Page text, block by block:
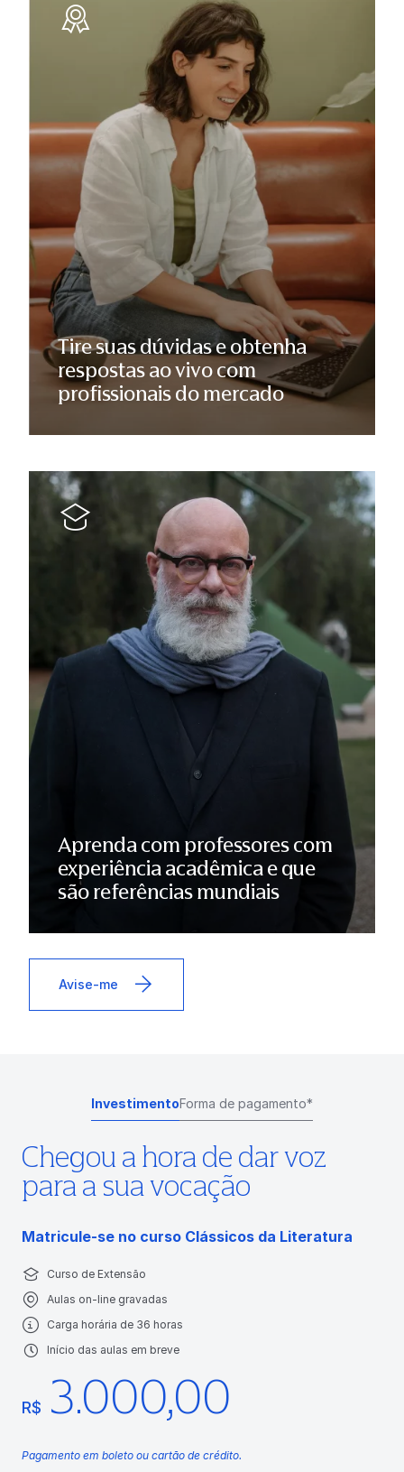
Tire suas dúvidas e obtenha
respostas ao vivo com
profissionais do mercado
Aprenda com professores com
experiência acadêmica e que
são referências mundiais
Avise-me
InvestimentoForma de pagamento*
Chegou a hora de dar voz
para a sua vocação
Matricule-se no curso Clássicos da Literatura
Curso de Extensão
Aulas on-line gravadas
Carga horária de 36 horas
Início das aulas em breve
R$ 3.000,00
Pagamento em boleto ou cartão de crédito.